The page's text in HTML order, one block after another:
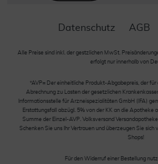
Datenschutz AGB
Alle Preise sind inkl. der gestzlichen MwSt.
erfolgt nur innerhalb von
*AVP= Der einheitliche Produkt-Abgabepreis, der
Abrechnung zu Lasten der gesetzlichen
Informationsstelle für Arzneispezialitäten GmbH (IFA)
Erstattungsfall abzügl. 5% von der KK an die Apotheke
Summe der Einzel-AVP. Volksversand
Schenken Sie uns Ihr Vertrauen und überzeugen Sie sich
Shops!
Für den Widerruf einer Bestellung